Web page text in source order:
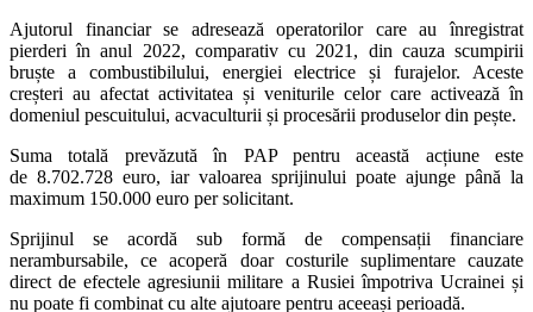
Ajutorul financiar se adresează operatorilor care au înregistrat
pierderi în anul 2022, comparativ cu 2021, din cauza scumpirii
bruște a combustibilului, energiei electrice și furajelor. Aceste
creșteri au afectat activitatea și veniturile celor care activează în
domeniul pescuitului, acvaculturii și procesării produselor din pește.
Suma totală prevăzută în PAP pentru această acțiune este
de 8.702.728 euro, iar valoarea sprijinului poate ajunge până la
maximum 150.000 euro per solicitant.
Sprijinul se acordă sub formă de compensații financiare
nerambursabile, ce acoperă doar costurile suplimentare cauzate
direct de efectele agresiunii militare a Rusiei împotriva Ucrainei și
nu poate fi combinat cu alte ajutoare pentru aceeași perioadă.